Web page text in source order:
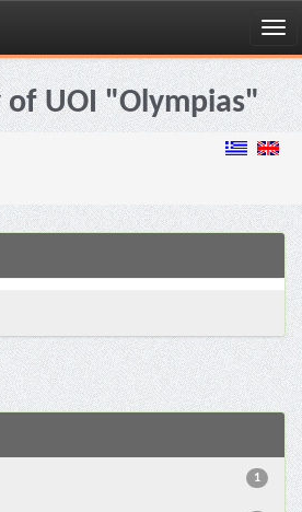
of UOI "Olympias"
1